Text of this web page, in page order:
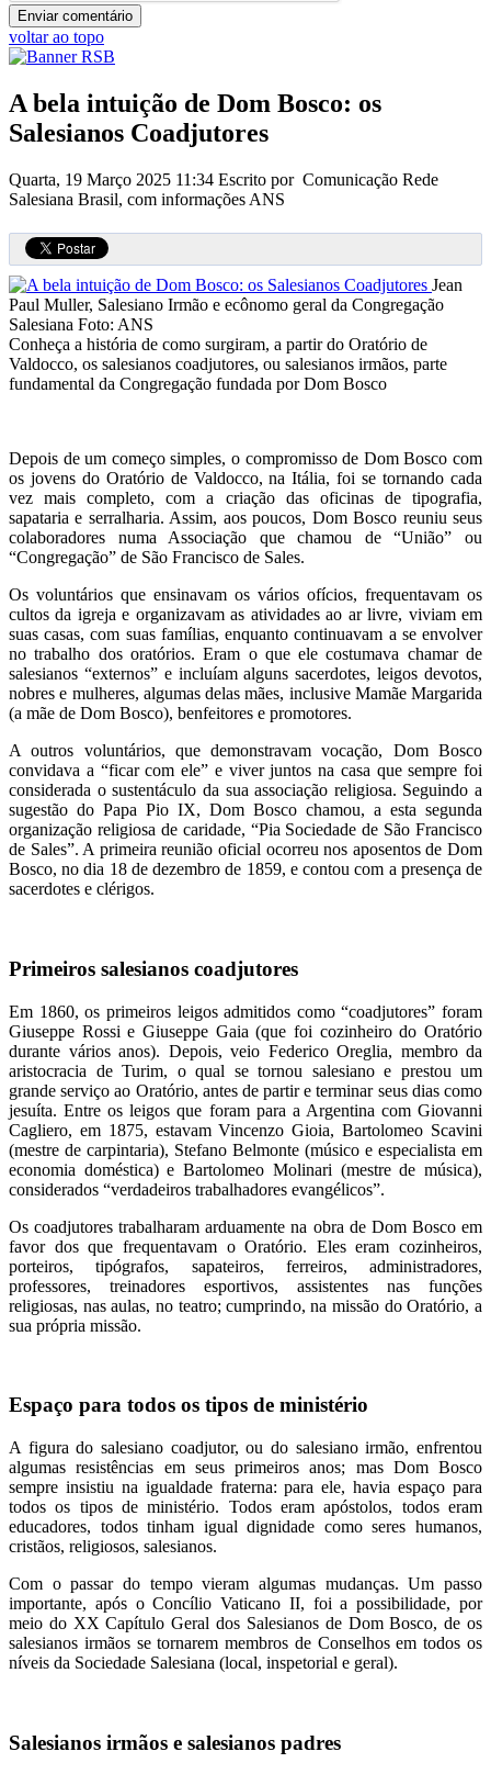
voltar ao topo
A bela intuição de Dom Bosco: os
Salesianos Coadjutores
Quarta, 19 Março 2025 11:34 Escrito por Comunicação Rede
Salesiana Brasil, com informações ANS
Jean
Paul Muller, Salesiano Irmão e ecônomo geral da Congregação
Salesiana Foto: ANS
Conheça a história de como surgiram, a partir do Oratório de
Valdocco, os salesianos coadjutores, ou salesianos irmãos, parte
fundamental da Congregação fundada por Dom Bosco
Depois de um começo simples, o compromisso de Dom Bosco com
os jovens do Oratório de Valdocco, na Itália, foi se tornando cada
vez mais completo, com a criação das oficinas de tipografia,
sapataria e serralharia. Assim, aos poucos, Dom Bosco reuniu seus
colaboradores numa Associação que chamou de “União” ou
“Congregação” de São Francisco de Sales.
Os voluntários que ensinavam os vários ofícios, frequentavam os
cultos da igreja e organizavam as atividades ao ar livre, viviam em
suas casas, com suas famílias, enquanto continuavam a se envolver
no trabalho dos oratórios. Eram o que ele costumava chamar de
salesianos “externos” e incluíam alguns sacerdotes, leigos devotos,
nobres e mulheres, algumas delas mães, inclusive Mamãe Margarida
(a mãe de Dom Bosco), benfeitores e promotores.
A outros voluntários, que demonstravam vocação, Dom Bosco
convidava a “ficar com ele” e viver juntos na casa que sempre foi
considerada o sustentáculo da sua associação religiosa. Seguindo a
sugestão do Papa Pio IX, Dom Bosco chamou, a esta segunda
organização religiosa de caridade, “Pia Sociedade de São Francisco
de Sales”. A primeira reunião oficial ocorreu nos aposentos de Dom
Bosco, no dia 18 de dezembro de 1859, e contou com a presença de
sacerdotes e clérigos.
Primeiros salesianos coadjutores
Em 1860, os primeiros leigos admitidos como “coadjutores” foram
Giuseppe Rossi e Giuseppe Gaia (que foi cozinheiro do Oratório
durante vários anos). Depois, veio Federico Oreglia, membro da
aristocracia de Turim, o qual se tornou salesiano e prestou um
grande serviço ao Oratório, antes de partir e terminar seus dias como
jesuíta. Entre os leigos que foram para a Argentina com Giovanni
Cagliero, em 1875, estavam Vincenzo Gioia, Bartolomeo Scavini
(mestre de carpintaria), Stefano Belmonte (músico e especialista em
economia doméstica) e Bartolomeo Molinari (mestre de música),
considerados “verdadeiros trabalhadores evangélicos”.
Os coadjutores trabalharam arduamente na obra de Dom Bosco em
favor dos que frequentavam o Oratório. Eles eram cozinheiros,
porteiros, tipógrafos, sapateiros, ferreiros, administradores,
professores, treinadores esportivos, assistentes nas funções
religiosas, nas aulas, no teatro; cumprindo, na missão do Oratório, a
sua própria missão.
Espaço para todos os tipos de ministério
A figura do salesiano coadjutor, ou do salesiano irmão, enfrentou
algumas resistências em seus primeiros anos; mas Dom Bosco
sempre insistiu na igualdade fraterna: para ele, havia espaço para
todos os tipos de ministério. Todos eram apóstolos, todos eram
educadores, todos tinham igual dignidade como seres humanos,
cristãos, religiosos, salesianos.
Com o passar do tempo vieram algumas mudanças. Um passo
importante, após o Concílio Vaticano II, foi a possibilidade, por
meio do XX Capítulo Geral dos Salesianos de Dom Bosco, de os
salesianos irmãos se tornarem membros de Conselhos em todos os
níveis da Sociedade Salesiana (local, inspetorial e geral).
Salesianos irmãos e salesianos padres